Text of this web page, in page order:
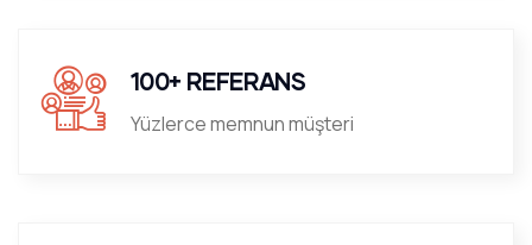
100+ REFERANS
Yüzlerce memnun müşteri